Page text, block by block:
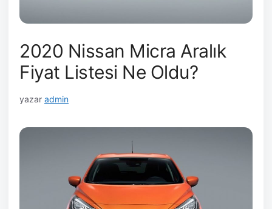
2020 Nissan Micra Aralık
Fiyat Listesi Ne Oldu?
yazar admin